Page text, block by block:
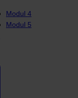
Modul 4
Modul 5